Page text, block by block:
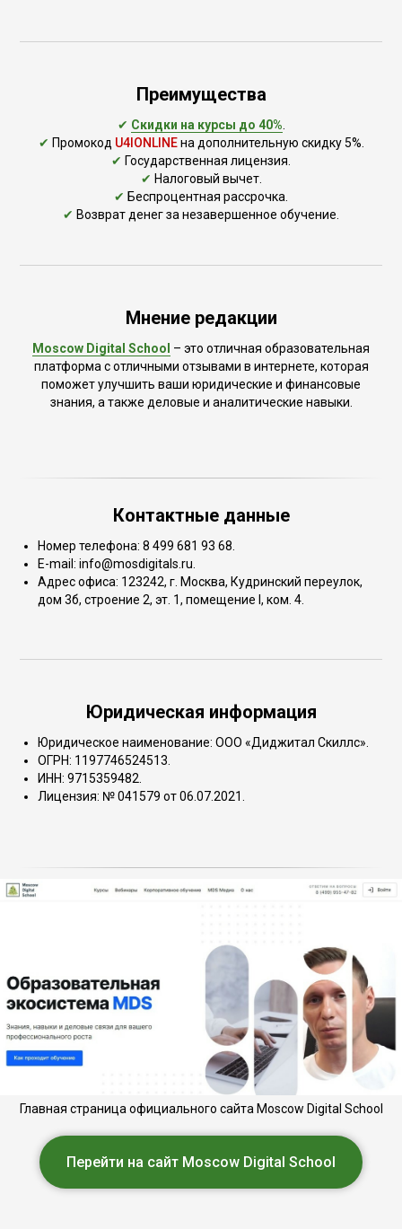
Преимущества
✔ Скидки на курсы до 40%.
✔ Промокод U4IONLINEна дополнительную скидку 5%.
✔ Государственная лицензия.
✔ Налоговый вычет.
✔ Беспроцентная рассрочка.
✔ Возврат денег за незавершенное обучение.
Мнение редакции
Moscow Digital School – это отличная образовательная
платформа с отличными отзывами в интернете, которая
поможет улучшить ваши юридические и финансовые
знания, а также деловые и аналитические навыки.
Контактные данные
Номер телефона: 8 499 681 93 68.
E-mail: info@mosdigitals.ru.
Адрес офиса: 123242, г. Москва, Кудринский переулок,
дом 3б, строение 2, эт. 1, помещение I, ком. 4.
Юридическая информация
Юридическое наименование: ООО «Диджитал Скиллс».
ОГРН: 1197746524513.
ИНН: 9715359482.
Лицензия: № 041579 от 06.07.2021.
Главная страница официального сайта Moscow Digital School
Перейти на сайт Moscow Digital School